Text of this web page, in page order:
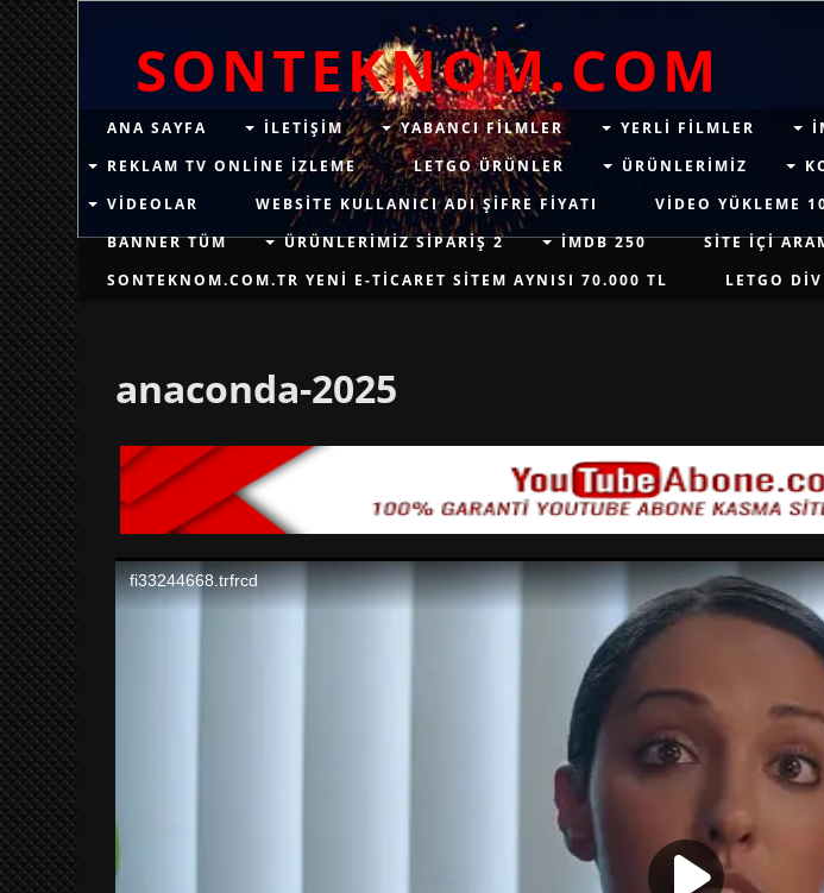
SONTEKNOM.COM
ANA SAYFA ILETIŞIM YABANCI FILMLER YERLI FILMLER
REKLAM TV ONLINE IZLEME
LETGO ÜRÜNLER ÜRÜNLERIMIZ
VIDEOLAR
WEBSITE KULLANICI ADI ŞIFRE FIYATI VIDEO YÜKLEME
BANNER TÜM
ÜRÜNLERIMIZ SIPARIŞ 2 İMDB 250
SITE IÇI
SONTEKNOM.COM.TR YENI E-TICARET SITEM AYNISI 70.000 TL
LETGO DIV
anaconda-2025